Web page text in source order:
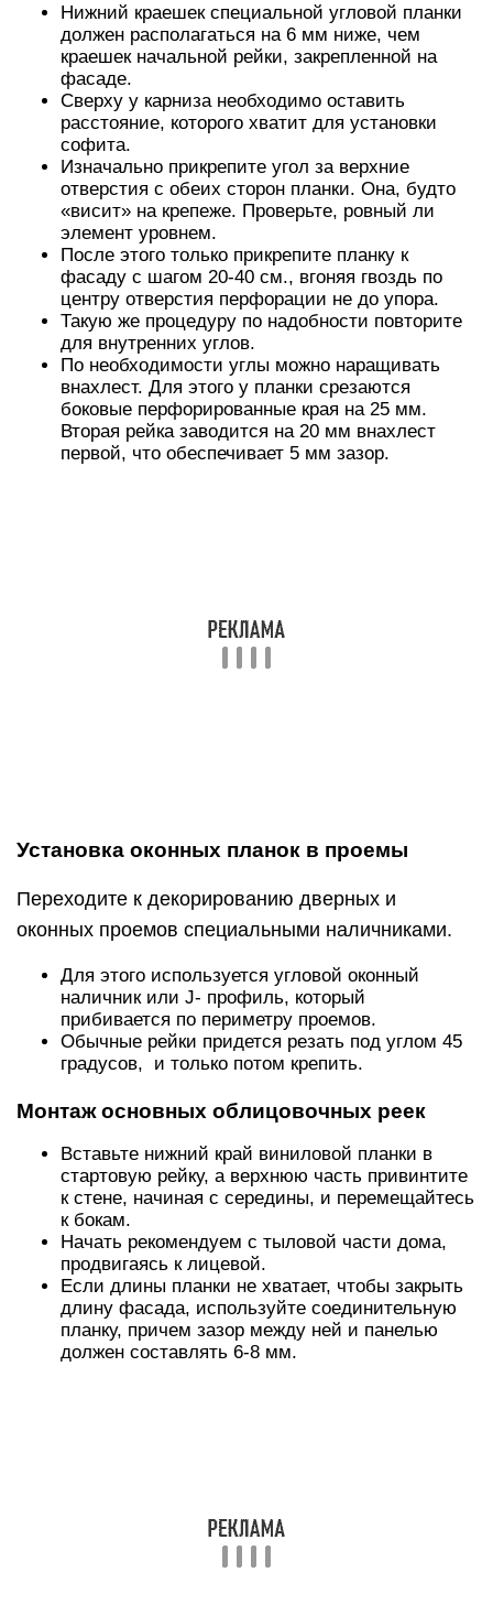
Нижний краешек специальной угловой планки
должен располагаться на 6 мм ниже, чем
краешек начальной рейки, закрепленной на
фасаде.
Сверху у карниза необходимо оставить
расстояние, которого хватит для установки
софита.
Изначально прикрепите угол за верхние
отверстия с обеих сторон планки. Она, будто
«висит» на крепеже. Проверьте, ровный ли
элемент уровнем.
После этого только прикрепите планку к
фасаду с шагом 20-40 см., вгоняя гвоздь по
центру отверстия перфорации не до упора.
Такую же процедуру по надобности повторите
для внутренних углов.
По необходимости углы можно наращивать
внахлест. Для этого у планки срезаются
боковые перфорированные края на 25 мм.
Вторая рейка заводится на 20 мм внахлест
первой, что обеспечивает 5 мм зазор.
Установка оконных планок в проемы
Переходите к декорированию дверных и
оконных проемов специальными наличниками.
Для этого используется угловой оконный
наличник или J- профиль, который
прибивается по периметру проемов.
Обычные рейки придется резать под углом 45
градусов, и только потом крепить.
Монтаж основных облицовочных реек
Вставьте нижний край виниловой планки в
стартовую рейку, а верхнюю часть привинтите
к стене, начиная с середины, и перемещайтесь
к бокам.
Начать рекомендуем с тыловой части дома,
продвигаясь к лицевой.
Если длины планки не хватает, чтобы закрыть
длину фасада, используйте соединительную
планку, причем зазор между ней и панелью
должен составлять 6-8 мм.